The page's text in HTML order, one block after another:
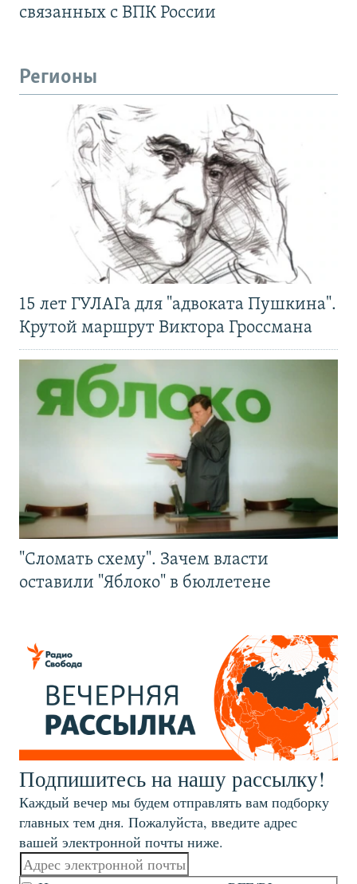
связанных с ВПК России
Регионы
15 лет ГУЛАГа для "адвоката Пушкина".
Крутой маршрут Виктора Гроссмана
"Сломать схему". Зачем власти
оставили "Яблоко" в бюллетене